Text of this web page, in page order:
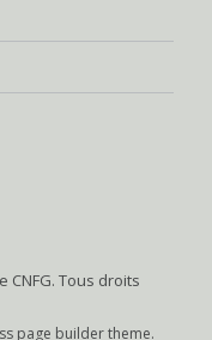
Tous droits
page builder theme.